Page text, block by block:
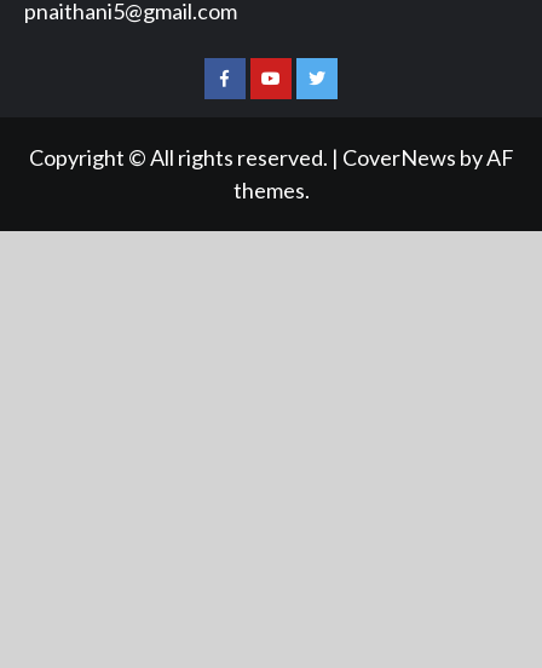
pnaithani5@gmail.com
Facebook
You
Twitter
Copyright © All rights reserved. | CoverNews by AF
themes.